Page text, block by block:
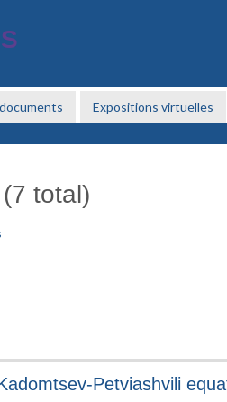
Expositions virtuelles
total)
Petviashvili